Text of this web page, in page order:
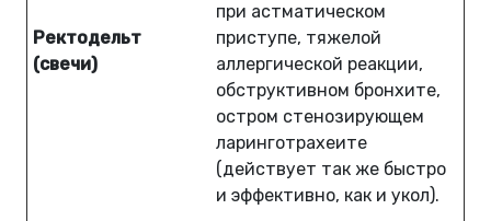
Ректодельт
(свечи)
при астматическом
приступе, тяжелой
аллергической реакции,
обструктивном бронхите,
остром стенозирующем
ларинготрахеите
(действует так же быстро
и эффективно, как и укол).